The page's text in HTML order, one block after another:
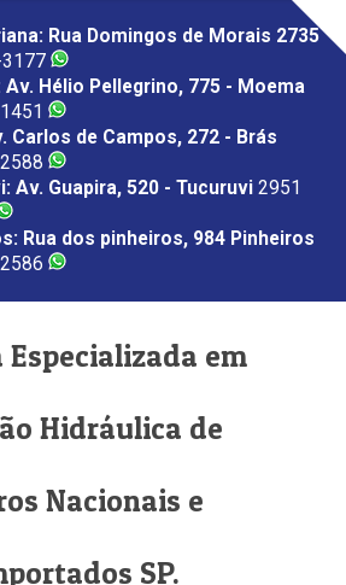
Rua Domingos de Morais 2735
Av. Hélio Pellegrino, 775 - Moema
Carlos de Campos, 272 - Brás
Av. Guapira, 520 - Tucuruvi 2951
Rua dos pinheiros, 984 Pinheiros
Especializada em
Hidráulica de
Nacionais e
SP.